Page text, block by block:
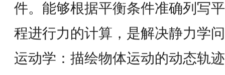
件。能够根据平衡条件准确列写
程进行力的计算，是解决静力学
运动学：描绘物体运动的动态轨迹